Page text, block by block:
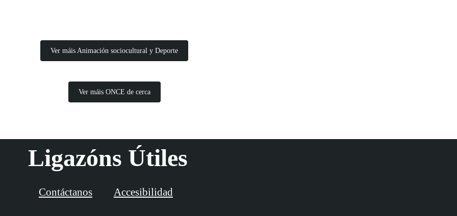
Ver máis Animación sociocultural y Deporte
Ver máis ONCE de cerca
Ligazóns Útiles
Contáctanos Accesibilidad